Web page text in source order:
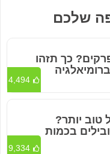
כך תזהו
4,494
טוב יותר?
בכמות
9,334